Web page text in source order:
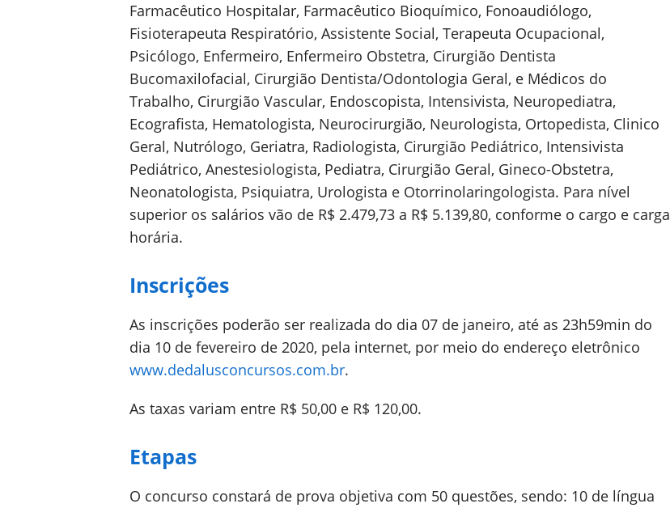
Farmacêutico Hospitalar, Farmacêutico Bioquímico, Fonoaudiólogo,
Fisioterapeuta Respiratório, Assistente Social, Terapeuta Ocupacional,
Psicólogo, Enfermeiro, Enfermeiro Obstetra, Cirurgião Dentista
Bucomaxilofacial, Cirurgião Dentista/Odontologia Geral, e Médicos do
Trabalho, Cirurgião Vascular, Endoscopista, Intensivista, Neuropediatra,
Ecografista, Hematologista, Neurocirurgião, Neurologista, Ortopedista, Clinico
Geral, Nutrólogo, Geriatra, Radiologista, Cirurgião Pediátrico, Intensivista
Pediátrico, Anestesiologista, Pediatra, Cirurgião Geral, Gineco-Obstetra,
Neonatologista, Psiquiatra, Urologista e Otorrinolaringologista. Para nível
superior os salários vão de R$ 2.479,73 a R$ 5.139,80, conforme o cargo e carga
horária.
Inscrições
As inscrições poderão ser realizada do dia 07 de janeiro, até as 23h59min do
dia 10 de fevereiro de 2020, pela internet, por meio do endereço eletrônico
www.dedalusconcursos.com.br.
As taxas variam entre R$ 50,00 e R$ 120,00.
Etapas
O concurso constará de prova objetiva com 50 questões, sendo: 10 de língua